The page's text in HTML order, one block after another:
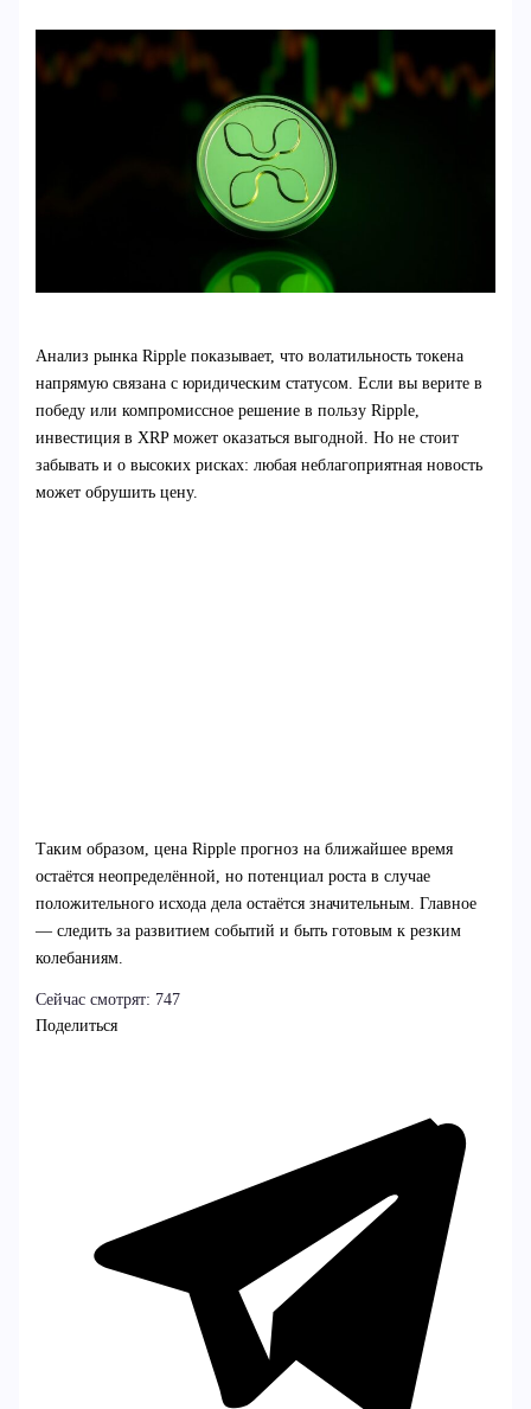
Анализ рынка Ripple показывает, что волатильность токена
напрямую связана с юридическим статусом. Если вы верите в
победу или компромиссное решение в пользу Ripple,
инвестиция в XRP может оказаться выгодной. Но не стоит
забывать и о высоких рисках: любая неблагоприятная новость
может обрушить цену.
Таким образом, цена Ripple прогноз на ближайшее время
остаётся неопределённой, но потенциал роста в случае
положительного исхода дела остаётся значительным. Главное
— следить за развитием событий и быть готовым к резким
колебаниям.
Сейчас смотрят: 747
Поделиться